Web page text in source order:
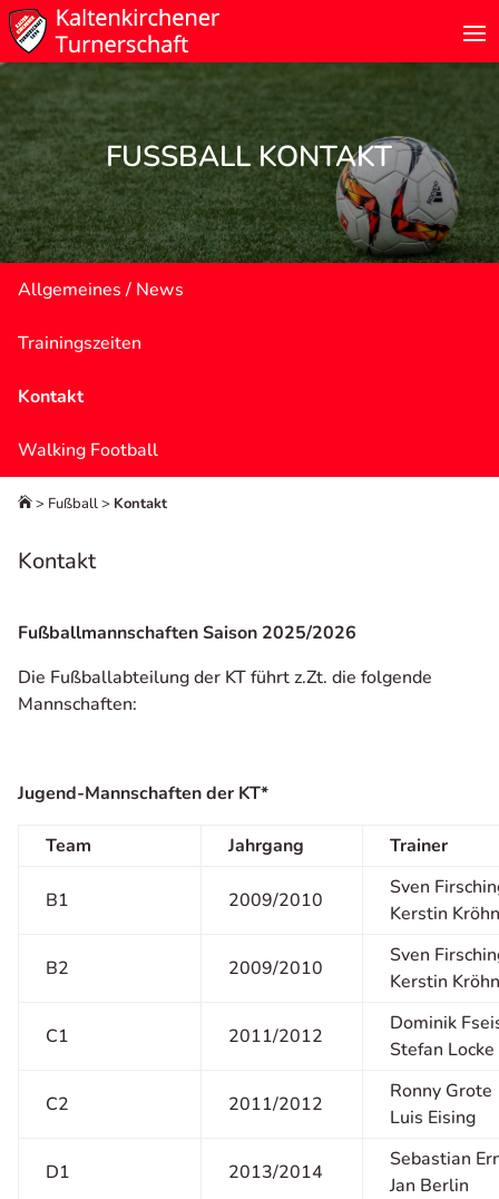
FUSSBALL KONTAKT
Allgemeines / News
Trainingszeiten
Kontakt
Walking Football
 > Fußball> Kontakt
Kontakt
Fußballmannschaften Saison 2025/2026
Die Fußballabteilung der KT führt z.Zt. die folgende
Mannschaften:
Jugend-Mannschaften der KT*
Team Jahrgang Trainer
B1 2009/2010
Sven
Kerstin
B2 2009/2010
Sven
Kerstin
C1 2011/2012
Dominik
Stefan Locke
C2 2011/2012
Ronny Grote
Luis Eising
D1 2013/2014
Sebastian
Jan Berlin